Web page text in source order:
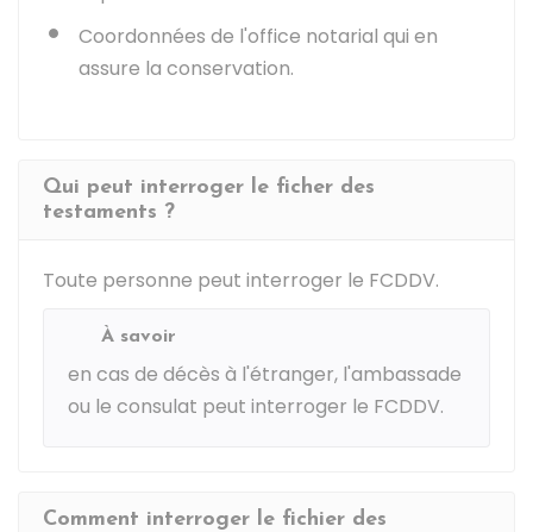
Coordonnées de l'office notarial qui en
assure la conservation.
Qui peut interroger le ficher des
testaments ?
Toute personne peut interroger le FCDDV.
À savoir
en cas de décès à l'étranger, l'ambassade
ou le consulat peut interroger le FCDDV.
Comment interroger le fichier des